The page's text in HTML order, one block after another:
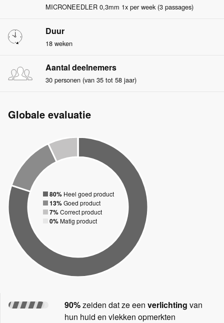
MICRONEEDLER 0,3mm 1x per week (3 passages)
Duur
18 weken
Aantal deelnemers
30 personen (van 35 tot 58 jaar)
Globale evaluatie
80% Heel goed product
13%Goed product
7%Correct product
0%Matig product
90%zeiden dat ze een verlichting van
hun huid en vlekken opmerkten